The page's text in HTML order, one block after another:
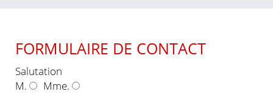
FORMULAIRE DE CONTACT
Salutation
M.
Mme.